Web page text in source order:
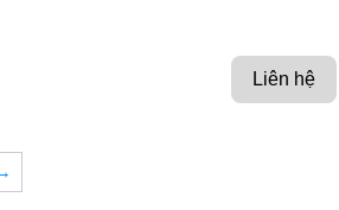
Liên hệ